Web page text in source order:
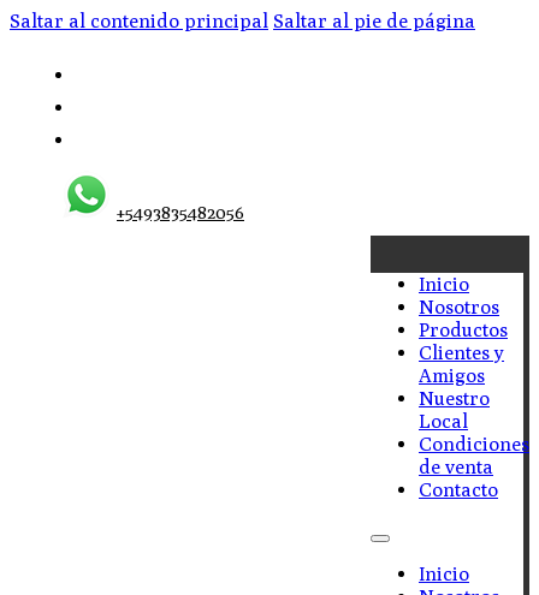
Saltar al contenido principal Saltar al pie de página
+5493835482056
Inicio
Nosotros
Productos
Clientes y
Amigos
Nuestro
Local
Condiciones
de venta
Contacto
Inicio